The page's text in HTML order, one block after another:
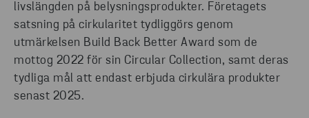
livslängden på belysningsprodukter. Företagets
satsning på cirkularitet tydliggörs genom
utmärkelsen Build Back Better Award som de
mottog 2022 för sin Circular Collection, samt deras
tydliga mål att endast erbjuda cirkulära produkter
senast 2025.